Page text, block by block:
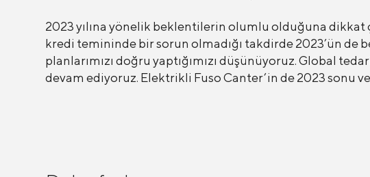
2023 yılına yönelik beklentilerin olumlu olduğuna dikkat
kredi temininde bir sorun olmadığı takdirde 2023’ün
planlarımızı doğru yaptığımızı düşünüyoruz. Global
devam ediyoruz. Elektrikli Fuso Canter’in de 2023 sonu